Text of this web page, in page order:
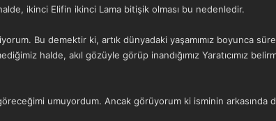
ikinci Elifin ikinci Lama bitişik olması bu nedenledir.
Bu demektir ki, artık dünyadaki yaşamımız boyunca
halde, akıl gözüyle görüp inandığımız Yaratıcımız
umuyordum. Ancak görüyorum ki isminin arkasında